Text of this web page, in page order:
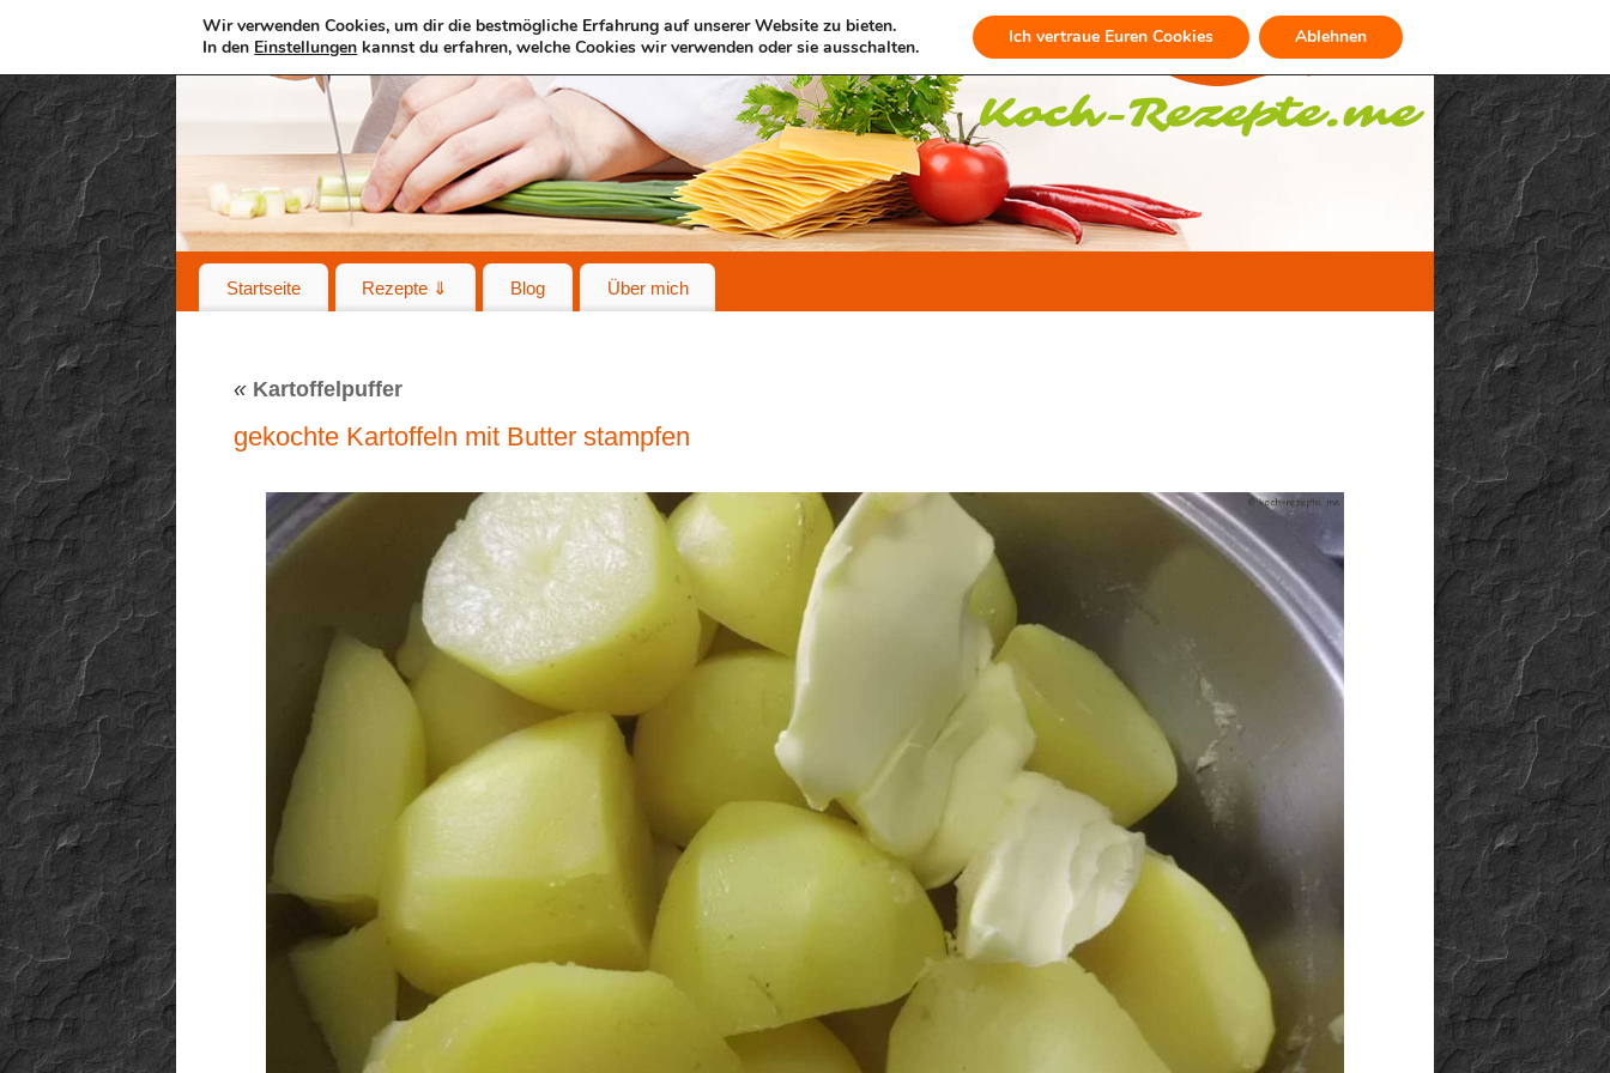
Startseite Rezepte ⇓ Blog Über mich
« Kartoffelpuffer
gekochte Kartoffeln mit Butter stampfen
Wir verwenden Cookies, um dir die bestmögliche Erfahrung auf unserer Website zu bieten.
In den Einstellungen kannst du erfahren, welche Cookies wir verwenden oder sie ausschalten. Ich vertraue Euren Cookies Ablehnen